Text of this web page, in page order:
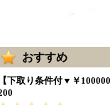
おすすめ
【下取り条件付▼￥ 100000